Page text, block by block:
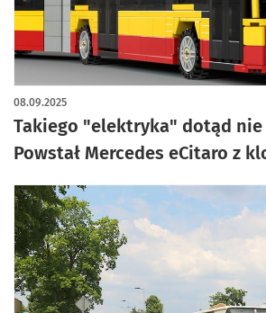
Takiego "elektryka" dotąd nie
Powstał Mercedes eCitaro z
08.09.2025
artykuł z galerią zdjęć